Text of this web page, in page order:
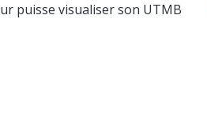
puisse visualiser son UTMB